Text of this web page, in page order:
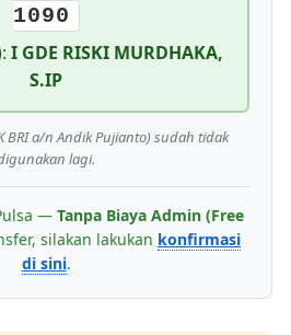
1090
I GDE RISKI MURDHAKA,
S.IP
BRI a/n Andik Pujianto) sudah tidak
lagi.
— Tanpa Biaya Admin (Free
silakan lakukan konfirmasi
di sini.